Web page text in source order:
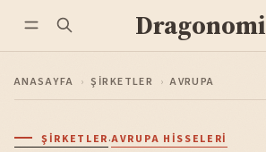
Dragonomi
ANASAYFA › ŞIRKETLER › AVRUPA
ŞIRKETLER·AVRUPA HISSELERI